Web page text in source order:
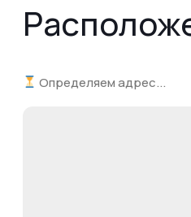
Определяем адрес...